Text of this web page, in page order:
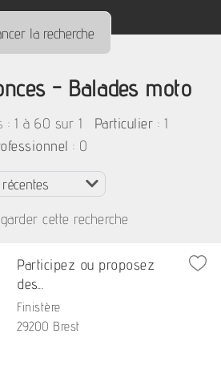
- Balades moto
:1 à 60 sur 1 Particulier : 1
: 0
cette recherche
Participez ou proposez
des...
Finistère
29200 Brest